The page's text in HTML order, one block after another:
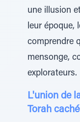
une illusion
leur époque,
comprendre
mensonge,
explorateurs.
L'union de
Torah